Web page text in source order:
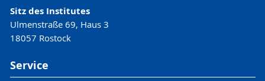
Sitz des Institutes
Ulmenstraße 69, Haus 3
18057 Rostock
Service